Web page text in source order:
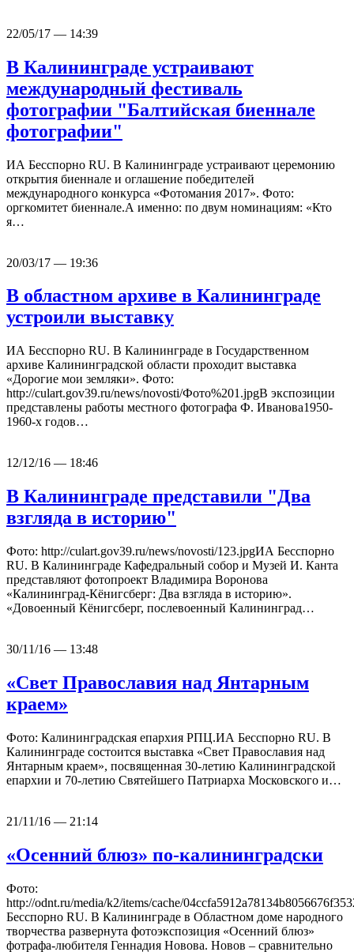
22/05/17 — 14:39
В Калининграде устраивают
международный фестиваль
фотографии "Балтийская биеннале
фотографии"
ИА Бесспорно RU. В Калининграде устраивают церемонию
открытия биеннале и оглашение победителей
международного конкурса «Фотомания 2017». Фото:
оргкомитет биеннале.А именно: по двум номинациям: «Кто
я…
20/03/17 — 19:36
В областном архиве в Калининграде
устроили выставку
ИА Бесспорно RU. В Калининграде в Государственном
архиве Калининградской области проходит выставка
«Дорогие мои земляки». Фото:
http://culart.gov39.ru/news/novosti/Фото%201.jpgВ экспозиции
представлены работы местного фотографа Ф. Иванова1950-
1960-х годов…
12/12/16 — 18:46
В Калининграде представили "Два
взгляда в историю"
Фото: http://culart.gov39.ru/news/novosti/123.jpgИА Бесспорно
RU. В Калининграде Кафедральный собор и Музей И. Канта
представляют фотопроект Владимира Воронова
«Калининград-Кёнигсберг: Два взгляда в историю».
«Довоенный Кёнигсберг, послевоенный Калининград…
30/11/16 — 13:48
«Свет Православия над Янтарным
краем»
Фото: Калининградская епархия РПЦ.ИА Бесспорно RU. В
Калининграде состоится выставка «Свет Православия над
Янтарным краем», посвященная 30-летию Калининградской
епархии и 70-летию Святейшего Патриарха Московского и…
21/11/16 — 21:14
«Осенний блюз» по-калининградски
Фото:
http://odnt.ru/media/k2/items/cache/
Бесспорно RU. В Калининграде в Областном доме народного
творчества развернута фотоэкспозиция «Осенний блюз»
фотрафа-любителя Геннадия Новова. Новов – сравнительно